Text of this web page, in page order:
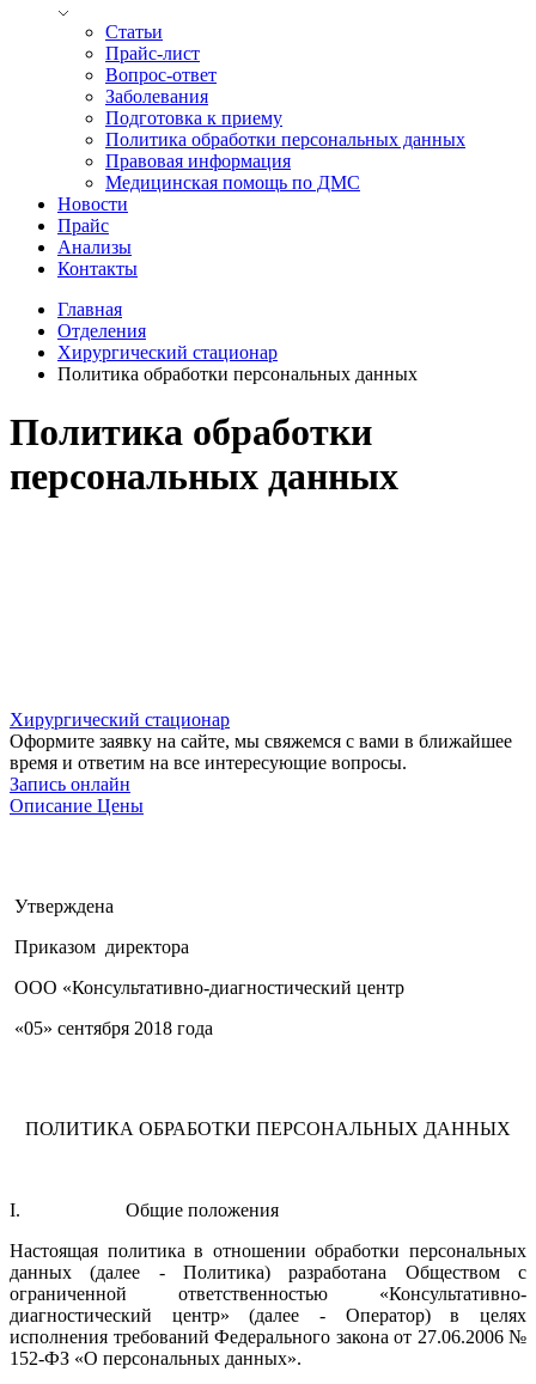
Статьи
Прайс-лист
Вопрос-ответ
Заболевания
Подготовка к приему
Политика обработки персональных данных
Правовая информация
Медицинская помощь по ДМС
Новости
Прайс
Анализы
Контакты
Главная
Отделения
Хирургический стационар
Политика обработки персональных данных
Политика обработки
персональных данных
Хирургический стационар
Оформите заявку на сайте, мы свяжемся с вами в ближайшее
время и ответим на все интересующие вопросы.
Запись онлайн
Описание Цены
Утверждена
Приказом директора
ООО «Консультативно-диагностический центр
«05» сентября 2018 года
ПОЛИТИКА ОБРАБОТКИ ПЕРСОНАЛЬНЫХ ДАННЫХ
I. Общие положения
Настоящая политика в отношении обработки персональных
данных (далее - Политика) разработана Обществом с
ограниченной ответственностью «Консультативно-
диагностический центр» (далее - Оператор) в целях
исполнения требований Федерального закона от 27.06.2006 №
152-ФЗ «О персональных данных».